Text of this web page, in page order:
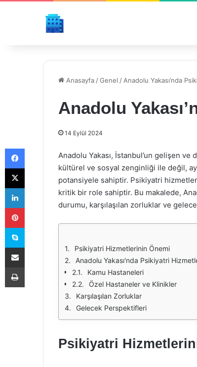
Anasayfa /Genel / Anadolu Yakası’nda
Anadolu
14 Eylül 2024
Anadolu Yakası, İstanbul’un gelişen
kültürel ve sosyal zenginliği ile değil,
potansiyele sahiptir. Psikiyatri
kritik bir role sahiptir. Bu makalede,
durumu, karşılaşılan zorluklar ve
Psikiyatri Hizmetlerinin Önemi
Anadolu Yakası'nda Psikiyatri
Kamu Hastaneleri
Özel Hastaneler ve Klinikler
Karşılaşılan Zorluklar
Gelecek Perspektifleri
Psikiyatri
Facebook
X
LinkedIn
Pinterest
Skype
E-Posta ile paylaş